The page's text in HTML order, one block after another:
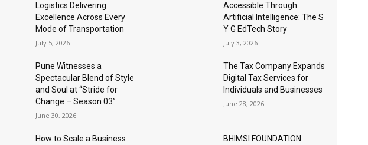
Logistics Delivering
Excellence Across Every
Mode of Transportation
July 5, 2026
Accessible Through
Artificial Intelligence: The S
Y G EdTech Story
July 3, 2026
Pune Witnesses a
Spectacular Blend of Style
and Soul at “Stride for
Change – Season 03”
June 30, 2026
The Tax Company Expands
Digital Tax Services for
Individuals and Businesses
June 28, 2026
How to Scale a Business
BHIMSI FOUNDATION